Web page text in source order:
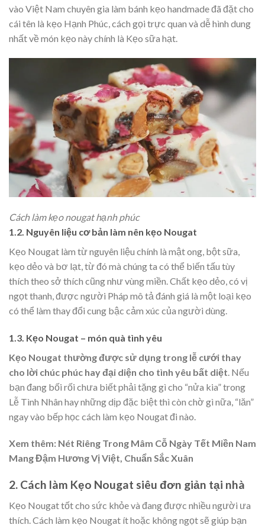
vào Việt Nam chuyên gia làm bánh kẹo handmade đã đặt cho
cái tên là kẹo Hạnh Phúc, cách gọi trực quan và dễ hình dung
nhất về món kẹo này chính là Kẹo sữa hạt.
Cách làm kẹo nougat hạnh phúc
1.2. Nguyên liệu cơ bản làm nên kẹo Nougat
Kẹo Nougat làm từ nguyên liệu chính là mật ong, bột sữa,
kẹo dẻo và bơ lạt , từ đó mà chúng ta có thể biến tấu tùy
thích theo sở thích cũng như vùng miền. Chất kẹo dẻo, có vị
ngọt thanh, được người Pháp mô tả đánh giá là một loại kẹo
có thể làm thay đổi cung bậc cảm xúc của người dùng.
1.3. Kẹo Nougat – món quà tình yêu
Kẹo Nougat thường được sử dụng trong lễ cưới thay
cho lời chúc phúc hay đại diện cho tình yêu bất diệt Nếu
bạn đang bối rối chưa biết phải tặng gì cho “nửa kia” trong
Lễ Tình Nhân hay những dịp đặc biệt thì còn chờ gì nữa, “lăn”
ngay vào bếp học cách làm kẹo Nougat đi nào.
Xem thêm: Nét Riêng Trong Mâm Cỗ Ngày Tết Miền Nam
Mang Đậm Hương Vị Việt, Chuẩn Sắc Xuân
2. Cách làm Kẹo Nougat siêu đơn giản tại nhà
Kẹo Nougat tốt cho sức khỏe và đang được nhiều người ưa
thích. Cách làm kẹo Nougat ít hoặc không ngọt sẽ giúp bạn